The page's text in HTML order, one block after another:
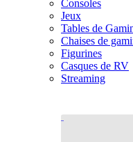
Consoles
Jeux
Tables de
Chaises de
Figurines
Casques de RV
Streaming